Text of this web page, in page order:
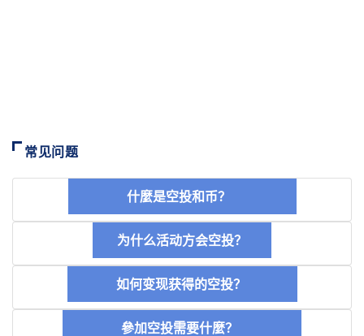
常见问题
什麼是空投和币？
为什么活动方会空投？
如何变现获得的空投？
參加空投需要什麼？